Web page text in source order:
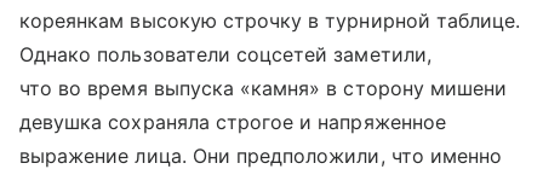
кореянкам высокую строчку в турнирной таблице.
Однако пользователи соцсетей заметили,
что во время выпуска «камня» в сторону мишени
девушка сохраняла строгое и напряженное
выражение лица. Они предположили, что именно